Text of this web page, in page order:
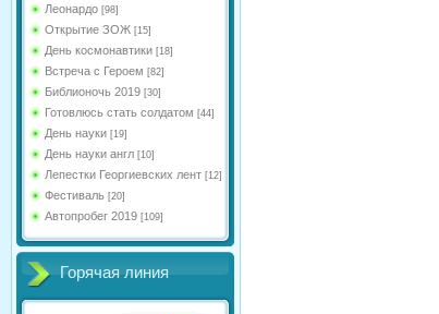
Леонардо [98]
Открытие ЗОЖ [15]
День космонавтики [18]
Встреча с Героем [82]
Библионочь 2019 [30]
Готовлюсь стать солдатом [44]
День науки [19]
День науки англ [10]
Лепестки Георгиевских лент [12]
Фестиваль [20]
Автопробег 2019 [109]
Горячая линия